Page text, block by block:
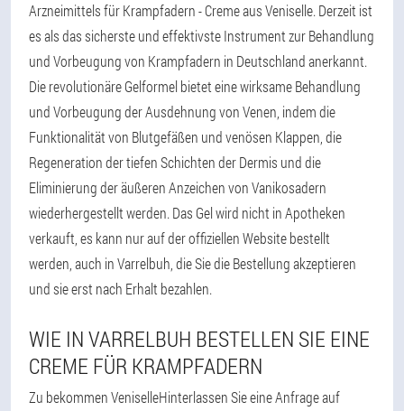
Arzneimittels für Krampfadern - Creme aus Veniselle. Derzeit ist
es als das sicherste und effektivste Instrument zur Behandlung
und Vorbeugung von Krampfadern in Deutschland anerkannt.
Die revolutionäre Gelformel bietet eine wirksame Behandlung
und Vorbeugung der Ausdehnung von Venen, indem die
Funktionalität von Blutgefäßen und venösen Klappen, die
Regeneration der tiefen Schichten der Dermis und die
Eliminierung der äußeren Anzeichen von Vanikosadern
wiederhergestellt werden. Das Gel wird nicht in Apotheken
verkauft, es kann nur auf der offiziellen Website bestellt
werden, auch in Varrelbuh, die Sie die Bestellung akzeptieren
und sie erst nach Erhalt bezahlen.
WIE IN VARRELBUH BESTELLEN SIE EINE
CREME FÜR KRAMPFADERN
Zu bekommen VeniselleHinterlassen Sie eine Anfrage auf